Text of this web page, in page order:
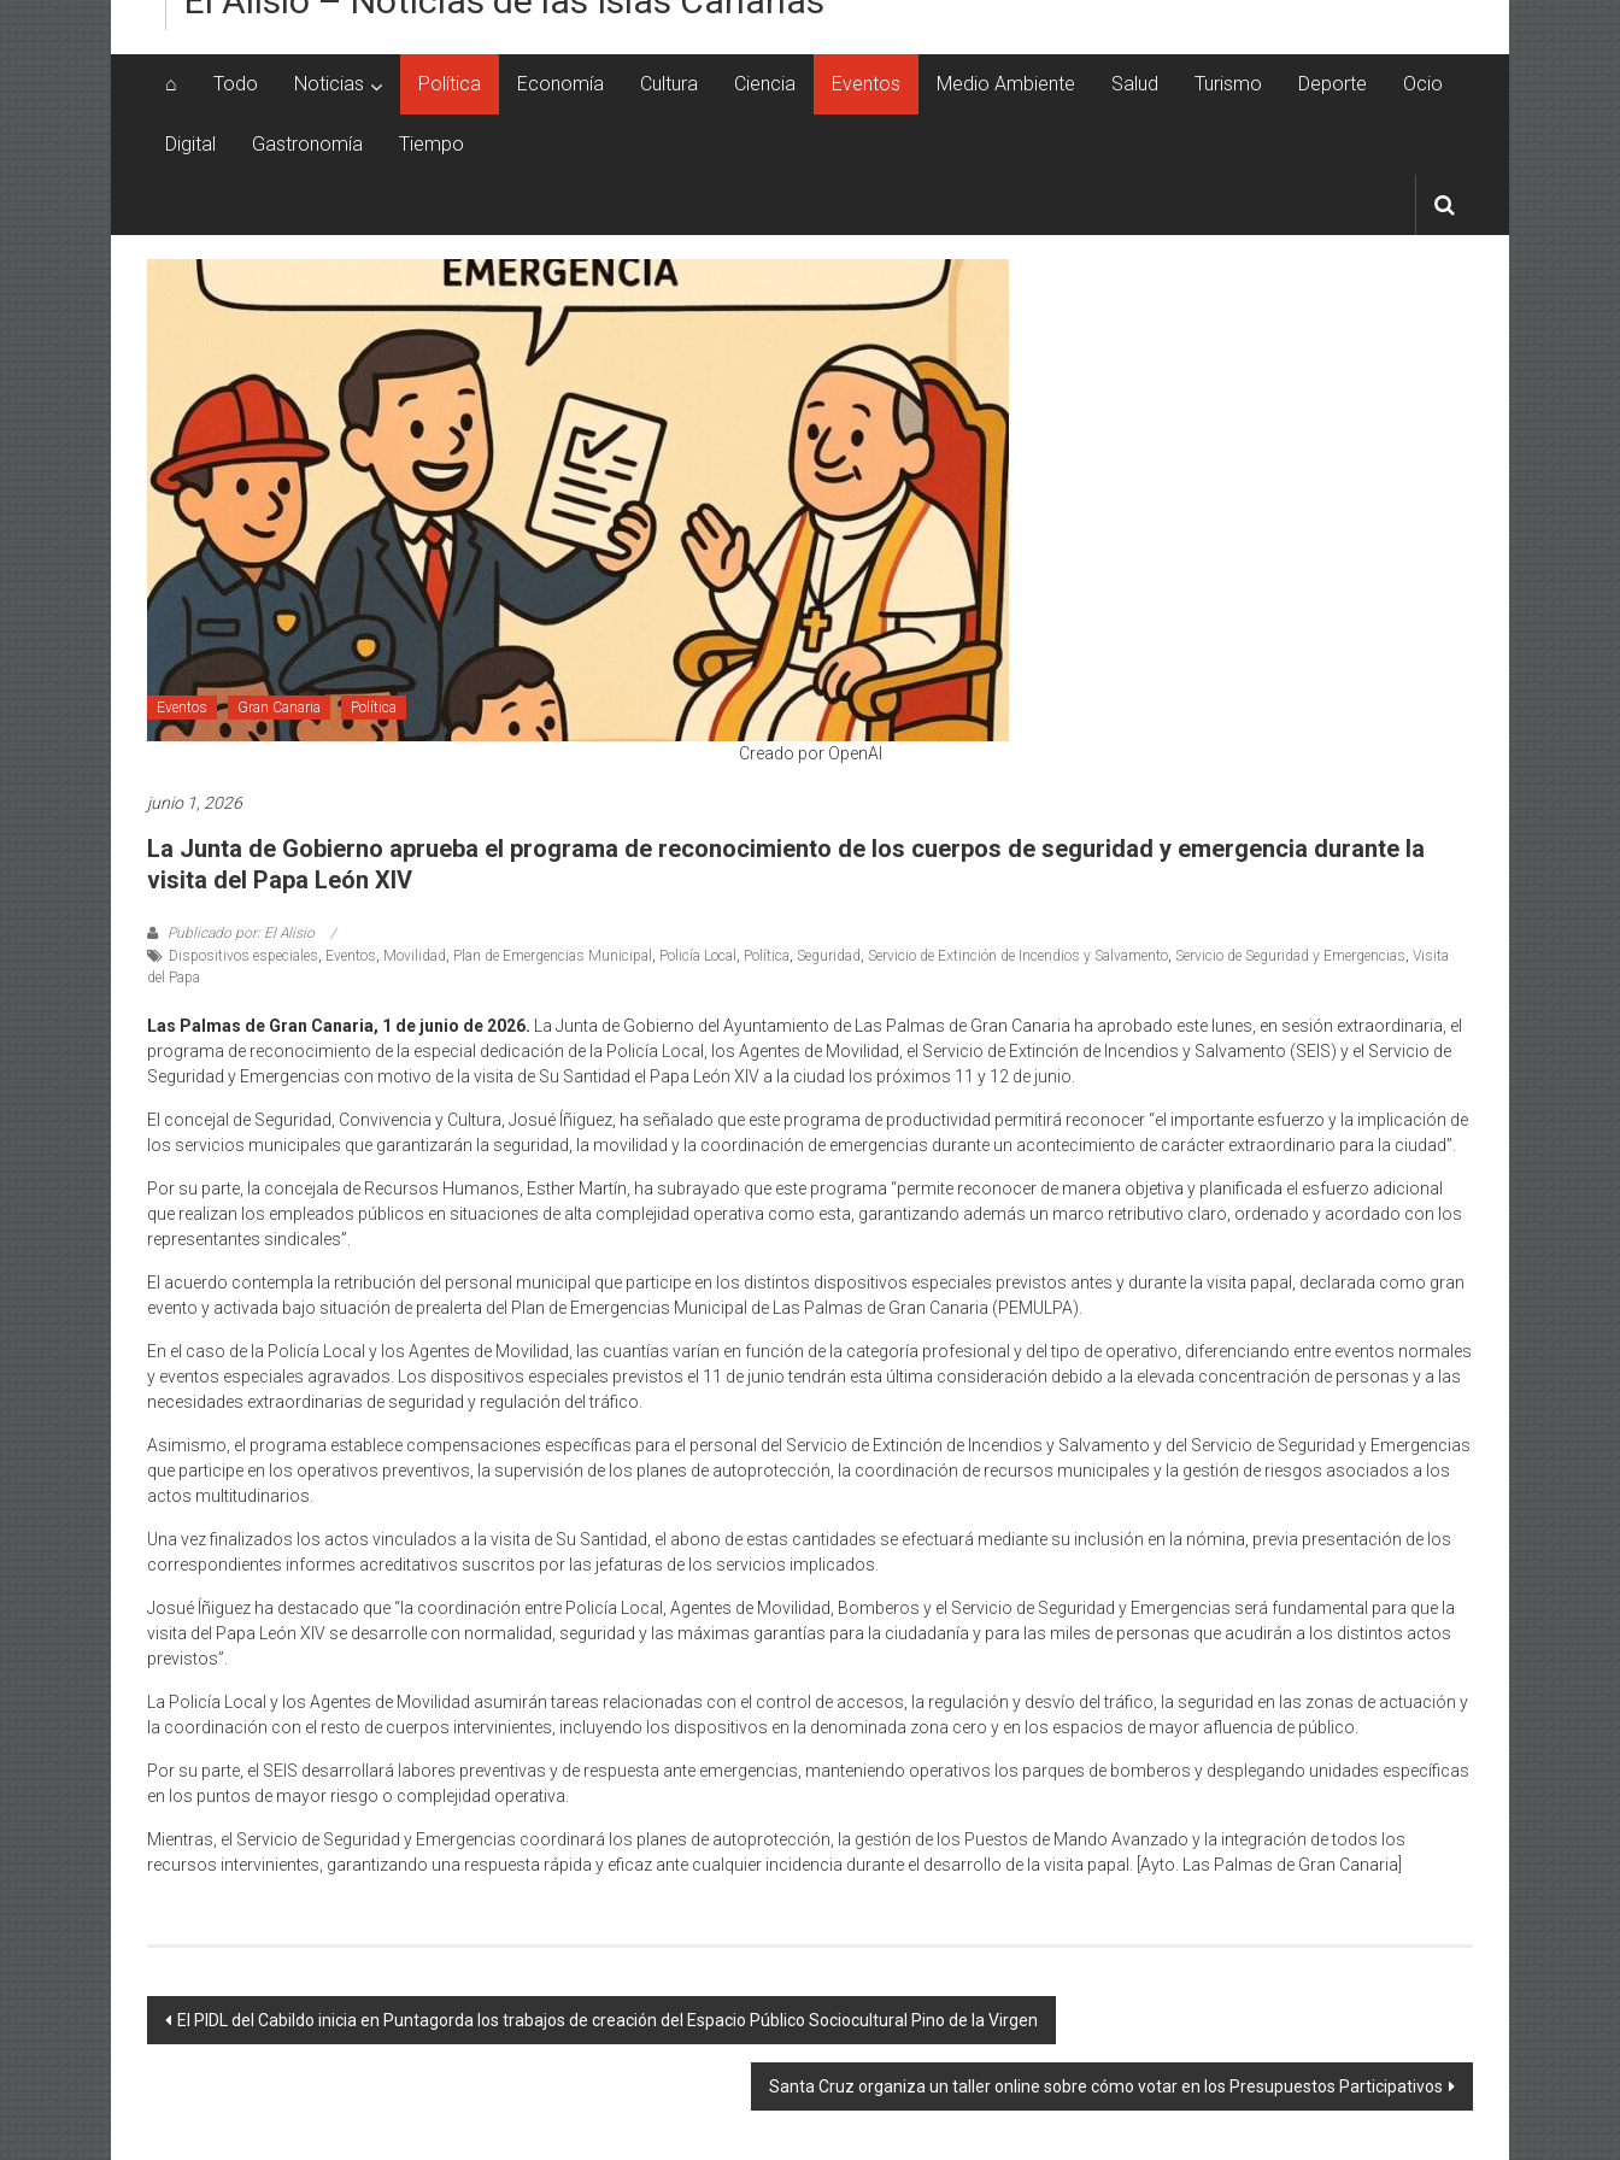
⌂ Todo Noticias Política Economía Cultura Ciencia Eventos Medio Ambiente Salud Turismo Deporte Ocio
Digital Gastronomía Tiempo
Eventos Gran Canaria Política
Creado por OpenAI
junio 1, 2026
La Junta de Gobierno aprueba el programa de reconocimiento de los cuerpos de seguridad y emergencia durante la
visita del Papa León XIV
Publicado por: El Alisio
Dispositivos especiales, Eventos, Movilidad, Plan de Emergencias Municipal , Policía Local , Política, Seguridad, Servicio de Extinción de Incendios y Salvamento, Servicio de Seguridad y Emergencias, Visita
del Papa
Las Palmas de Gran Canaria, 1 de junio de 2026. La Junta de Gobierno del Ayuntamiento de Las Palmas de Gran Canaria ha aprobado este lunes, en sesión extraordinaria, el
programa de reconocimiento de la especial dedicación de la Policía Local, los Agentes de Movilidad, el Servicio de Extinción de Incendios y Salvamento (SEIS) y el Servicio de
Seguridad y Emergencias con motivo de la visita de Su Santidad el Papa León XIV a la ciudad los próximos 11 y 12 de junio.
El concejal de Seguridad, Convivencia y Cultura, Josué Íñiguez, ha señalado que este programa de productividad permitirá reconocer “el importante esfuerzo y la implicación de
los servicios municipales que garantizarán la seguridad, la movilidad y la coordinación de emergencias durante un acontecimiento de carácter extraordinario para la ciudad”.
Por su parte, la concejala de Recursos Humanos, Esther Martín, ha subrayado que este programa “permite reconocer de manera objetiva y planificada el esfuerzo adicional
que realizan los empleados públicos en situaciones de alta complejidad operativa como esta, garantizando además un marco retributivo claro, ordenado y acordado con los
representantes sindicales”.
El acuerdo contempla la retribución del personal municipal que participe en los distintos dispositivos especiales previstos antes y durante la visita papal, declarada como gran
evento y activada bajo situación de prealerta del Plan de Emergencias Municipal de Las Palmas de Gran Canaria (PEMULPA).
En el caso de la Policía Local y los Agentes de Movilidad, las cuantías varían en función de la categoría profesional y del tipo de operativo, diferenciando entre eventos normales
y eventos especiales agravados. Los dispositivos especiales previstos el 11 de junio tendrán esta última consideración debido a la elevada concentración de personas y a las
necesidades extraordinarias de seguridad y regulación del tráfico.
Asimismo, el programa establece compensaciones específicas para el personal del Servicio de Extinción de Incendios y Salvamento y del Servicio de Seguridad y Emergencias
que participe en los operativos preventivos, la supervisión de los planes de autoprotección, la coordinación de recursos municipales y la gestión de riesgos asociados a los
actos multitudinarios.
Una vez finalizados los actos vinculados a la visita de Su Santidad, el abono de estas cantidades se efectuará mediante su inclusión en la nómina, previa presentación de los
correspondientes informes acreditativos suscritos por las jefaturas de los servicios implicados.
Josué Íñiguez ha destacado que “la coordinación entre Policía Local, Agentes de Movilidad, Bomberos y el Servicio de Seguridad y Emergencias será fundamental para que la
visita del Papa León XIV se desarrolle con normalidad, seguridad y las máximas garantías para la ciudadanía y para las miles de personas que acudirán a los distintos actos
previstos”.
La Policía Local y los Agentes de Movilidad asumirán tareas relacionadas con el control de accesos, la regulación y desvío del tráfico, la seguridad en las zonas de actuación y
la coordinación con el resto de cuerpos intervinientes, incluyendo los dispositivos en la denominada zona cero y en los espacios de mayor afluencia de público.
Por su parte, el SEIS desarrollará labores preventivas y de respuesta ante emergencias, manteniendo operativos los parques de bomberos y desplegando unidades específicas
en los puntos de mayor riesgo o complejidad operativa.
Mientras, el Servicio de Seguridad y Emergencias coordinará los planes de autoprotección, la gestión de los Puestos de Mando Avanzado y la integración de todos los
recursos intervinientes, garantizando una respuesta rápida y eficaz ante cualquier incidencia durante el desarrollo de la visita papal. [Ayto. Las Palmas de Gran Canaria]
Navegación
El PIDL del Cabildo inicia en Puntagorda los trabajos de creación del Espacio Público Sociocultural Pino de la Virgen
Santa Cruz organiza un taller online sobre cómo votar en los Presupuestos Participativos